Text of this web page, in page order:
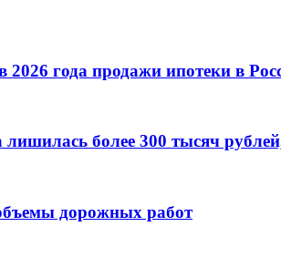
года продажи ипотеки в
лишилась более 300 тысяч
дорожных работ